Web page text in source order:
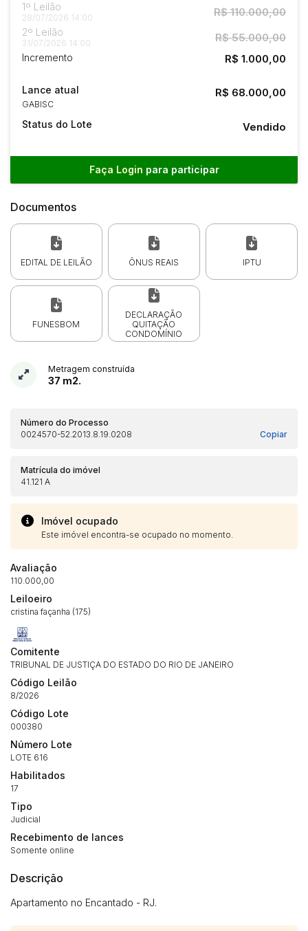
1º Leilão
28/07/2026 14:00 R$ 110.000,00
2º Leilão
31/07/2026 14:00 R$ 55.000,00
Incremento R$ 1.000,00
Lance atual
GABISC
R$ 68.000,00
Status do Lote Vendido
Faça Login para participar
Documentos
EDITAL DE LEILÃO ÔNUS REAIS IPTU
FUNESBOM
DECLARAÇÃO
QUITAÇÃO
CONDOMÍNIO
Metragem construída
37 m2.
Número do Processo
0024570-52.2013.8.19.0208
Copiar
Matrícula do imóvel
41.121 A
Imóvel ocupado
Este imóvel encontra-se ocupado no momento.
Avaliação
110.000,00
Leiloeiro
cristina façanha (175)
Comitente
TRIBUNAL DE JUSTIÇA DO ESTADO DO RIO DE JANEIRO
Código Leilão
8/2026
Código Lote
000380
Número Lote
LOTE 616
Habilitados
17
Tipo
Judicial
Recebimento de lances
Somente online
Descrição
Apartamento no Encantado - RJ.
Habilite-se para efetuar lances ou